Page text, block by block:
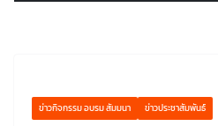
ข่าวกิจกรรม อบรม สัมมนา ข่าวประชาสัมพันธ์